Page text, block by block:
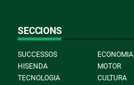
SECCIONS
SUCCESSOS
ECONOMIA
HISENDA
MOTOR
TECNOLOGIA
CULTURA